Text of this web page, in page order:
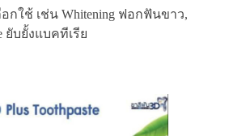
กใช้ เช่น Whitening ฟอกฟันขาว,
ยับยั้งแบคทีเรีย